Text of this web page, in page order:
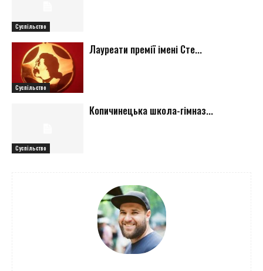
Суспільство
Суспільство
Лауреати премії імені Сте...
Суспільство
Копичинецька школа-гімназ...